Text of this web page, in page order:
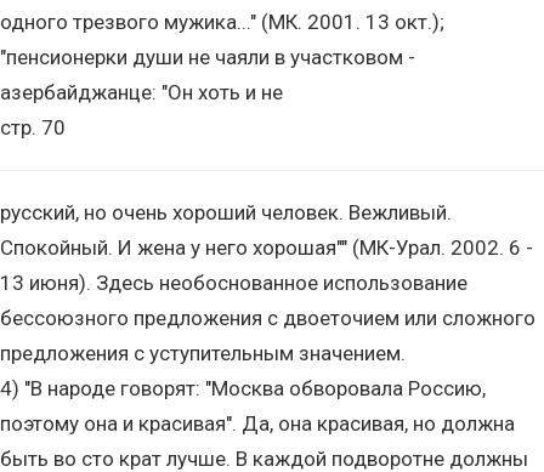
одного трезвого мужика..." (МК. 2001. 13 окт.);
"пенсионерки души не чаяли в участковом -
азербайджанце: "Он хоть и не
стр. 70
русский, но очень хороший человек. Вежливый.
Спокойный. И жена у него хорошая"" (МК-Урал. 2002. 6 -
13 июня). Здесь необоснованное использование
бессоюзного предложения с двоеточием или сложного
предложения с уступительным значением.
4) "В народе говорят: "Москва обворовала Россию,
поэтому она и красивая". Да, она красивая, но должна
быть во сто крат лучше. В каждой подворотне должны